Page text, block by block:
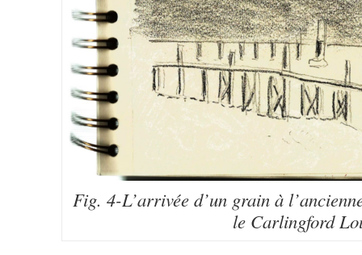
Fig. 4-L’arrivée d’un grain à
le Carlingford